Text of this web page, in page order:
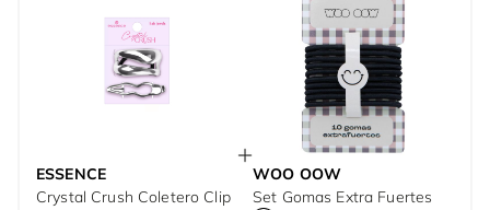
ESSENCE
Crystal Crush Coletero Clip
WOO OOW
Set Gomas Extra Fuertes